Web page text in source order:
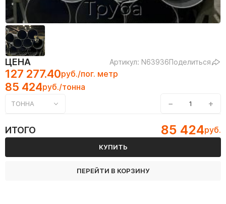
ЦЕНА Артикул: N63936Поделиться
127 277.40руб./пог. метр
85 424руб./тонна
ТОННА − +
ИТОГО 85 424руб.
КУПИТЬ
ПЕРЕЙТИ В КОРЗИНУ